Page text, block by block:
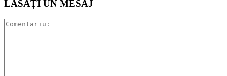
LĂSAȚI UN MESAJ